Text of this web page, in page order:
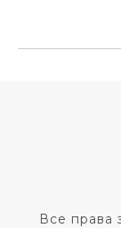
Все права